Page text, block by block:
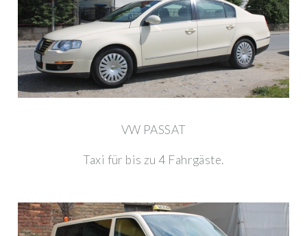
VW PASSAT
Taxi für bis zu 4 Fahrgäste.